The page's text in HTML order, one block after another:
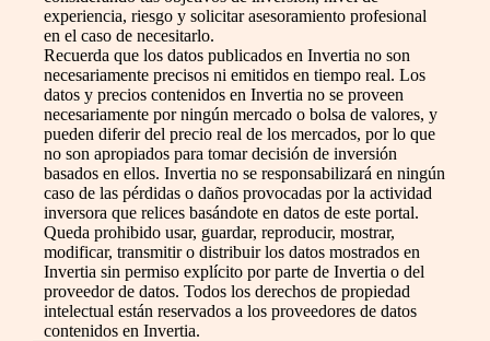
experiencia, riesgo y solicitar asesoramiento profesional
en el caso de necesitarlo.
Recuerda que los datos publicados en Invertia no son
necesariamente precisos ni emitidos en tiempo real. Los
datos y precios contenidos en Invertia no se proveen
necesariamente por ningún mercado o bolsa de valores, y
pueden diferir del precio real de los mercados, por lo que
no son apropiados para tomar decisión de inversión
basados en ellos. Invertia no se responsabilizará en ningún
caso de las pérdidas o daños provocadas por la actividad
inversora que relices basándote en datos de este portal.
Queda prohibido usar, guardar, reproducir, mostrar,
modificar, transmitir o distribuir los datos mostrados en
Invertia sin permiso explícito por parte de Invertia o del
proveedor de datos. Todos los derechos de propiedad
intelectual están reservados a los proveedores de datos
contenidos en Invertia.